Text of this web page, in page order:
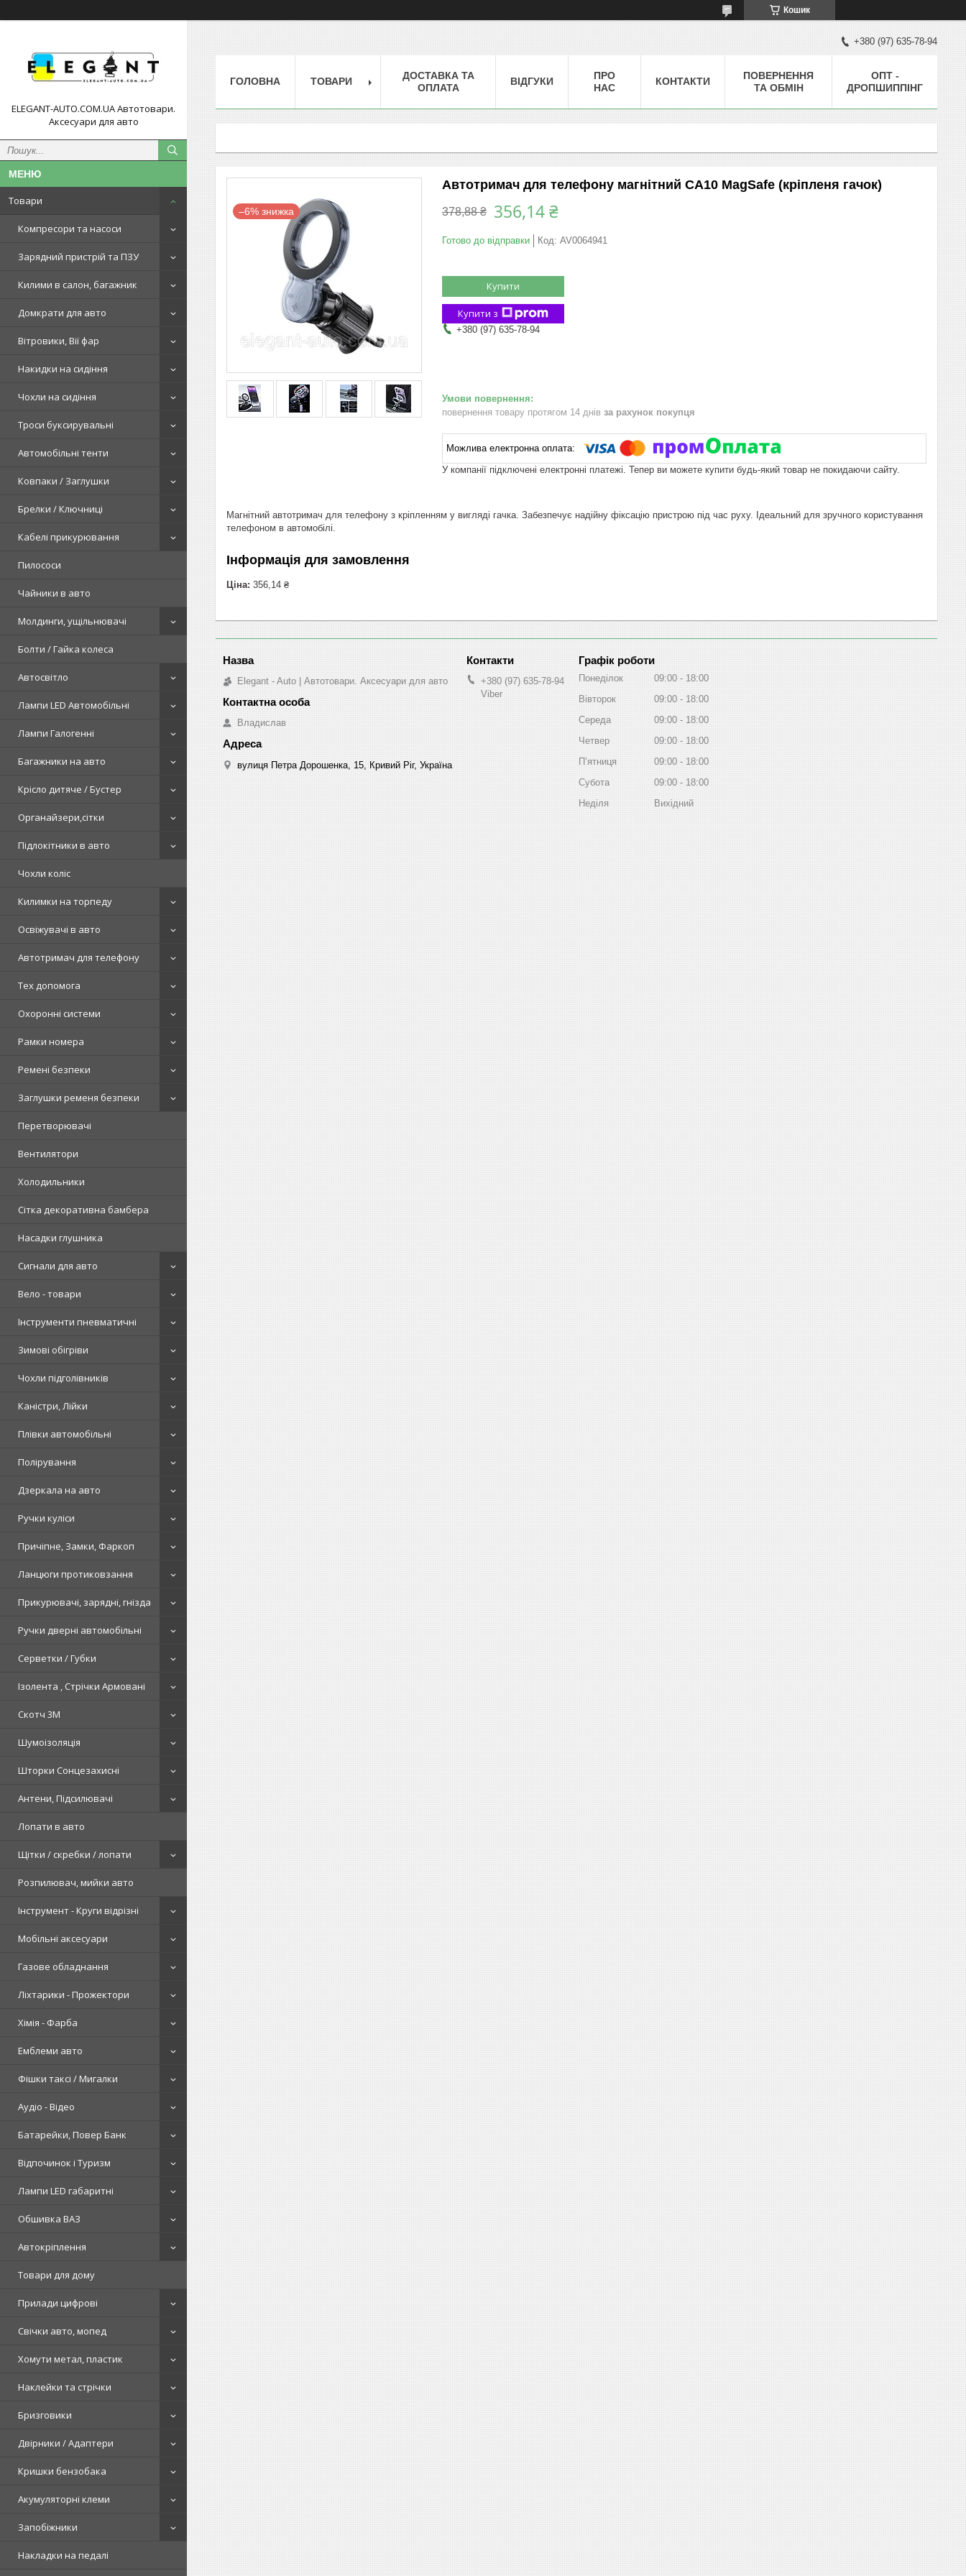
Кошик
ELEGANT-AUTO.COM.UA Автотовари.
Аксесуари для авто
Товари
Компресори та насоси
Зарядний пристрій та ПЗУ
Килими в салон, багажник
Домкрати для авто
Вітровики, Вії фар
Накидки на сидіння
Чохли на сидіння
Троси буксирувальні
Автомобільні тенти
Ковпаки / Заглушки
Брелки / Ключниці
Кабелі прикурювання
Пилососи
Чайники в авто
Молдинги, ущільнювачі
Болти / Гайка колеса
Автосвітло
Лампи LED Автомобільні
Лампи Галогенні
Багажники на авто
Крісло дитяче / Бустер
Органайзери,сітки
Підлокітники в авто
Чохли коліс
Килимки на торпеду
Освіжувачі в авто
Автотримач для телефону
Тех допомога
Охоронні системи
Рамки номера
Ремені безпеки
Заглушки ременя безпеки
Перетворювачі
Вентилятори
Холодильники
Сітка декоративна бамбера
Насадки глушника
Сигнали для авто
Вело - товари
Інструменти пневматичні
Зимові обігріви
Чохли підголівників
Каністри, Лійки
Плівки автомобільні
Полірування
Дзеркала на авто
Ручки куліси
Причіпне, Замки, Фаркоп
Ланцюги протиковзання
Прикурювачі, зарядні, гнізда
Ручки дверні автомобільні
Серветки / Губки
Ізолента , Стрічки Армовані
Скотч 3М
Шумоізоляція
Шторки Сонцезахисні
Антени, Підсилювачі
Лопати в авто
Щітки / скребки / лопати
Розпилювач, мийки авто
Інструмент - Круги відрізні
Мобільні аксесуари
Газове обладнання
Ліхтарики - Прожектори
Хімія - Фарба
Емблеми авто
Фішки таксі / Мигалки
Аудіо - Відео
Батарейки, Повер Банк
Відпочинок і Туризм
Лампи LED габаритні
Обшивка ВАЗ
Автокріплення
Товари для дому
Прилади цифрові
Свічки авто, мопед
Хомути метал, пластик
Наклейки та стрічки
Бризговики
Двірники / Адаптери
Кришки бензобака
Акумуляторні клеми
Запобіжники
Накладки на педалі
+380 (97) 635-78-94
ГОЛОВНА ТОВАРИ
ДОСТАВКА ТА
ОПЛАТА
ВІДГУКИ
ПРО
НАС
КОНТАКТИ
ПОВЕРНЕННЯ
ТА ОБМІН
ОПТ -
ДРОПШИППІНГ
–6%
Автотримач для телефону магнітний CA10 MagSafe (кріпленя гачок)
378,88 ₴ 356,14 ₴
Готово до відправки Код: AV0064941
Купити
Купити з
+380 (97) 635-78-94
повернення товару протягом 14 днів за рахунок покупця
У компанії підключені електронні платежі. Тепер ви можете купити будь-який товар не покидаючи сайту.
Магнітний автотримач для телефону з кріпленням у вигляді гачка. Забезпечує надійну фіксацію пристрою під час руху. Ідеальний для зручного користування
телефоном в автомобілі.
Інформація для замовлення
Ціна: 356,14 ₴
Elegant - Auto | Автотовари. Аксесуари для авто
Владислав
вулиця Петра Дорошенка, 15, Кривий Ріг, Україна
+380 (97) 635-78-94
Viber
Графік роботи
Понеділок 09:00
18:00
Вівторок
09:00
18:00
Середа
09:00
18:00
Четвер
09:00
18:00
Пʼятниця
09:00
18:00
Субота
09:00
18:00
Неділя
Вихідний